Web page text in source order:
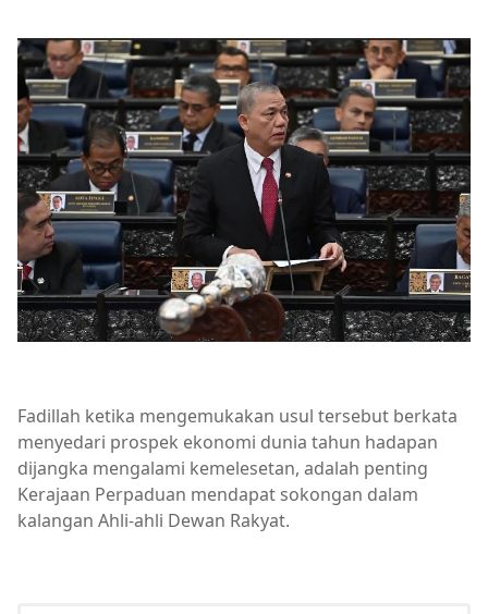
Fadillah ketika mengemukakan usul tersebut berkata
menyedari prospek ekonomi dunia tahun hadapan
dijangka mengalami kemelesetan, adalah penting
Kerajaan Perpaduan mendapat sokongan dalam
kalangan Ahli-ahli Dewan Rakyat.